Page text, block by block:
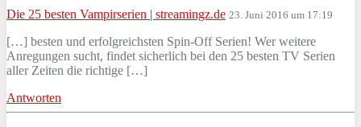
Die 25 besten Vampirserien | streamingz.de 23. Juni 2016 um 17:19
[…] besten und erfolgreichsten Spin-Off Serien! Wer weitere
Anregungen sucht, findet sicherlich bei den 25 besten TV Serien
aller Zeiten die richtige […]
Antworten